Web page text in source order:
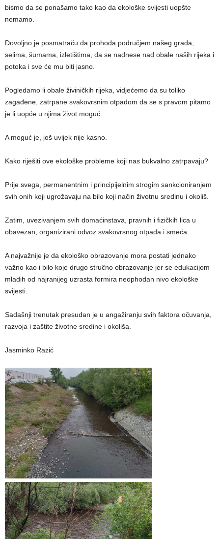
bismo da se ponašamo tako kao da ekološke svijesti uopšte
nemamo.
Dovoljno je posmatraču da prohoda područjem našeg grada,
selima, šumama, izletištima, da se nadnese nad obale naših rijeka i
potoka i sve će mu biti jasno.
Pogledamo li obale živiničkih rijeka, vidjećemo da su toliko
zagađene, zatrpane svakovrsnim otpadom da se s pravom pitamo
je li uopće u njima život moguć.
A moguć je, još uvijek nije kasno.
Kako riješiti ove ekološke probleme koji nas bukvalno zatrpavaju?
Prije svega, permanentnim i principijelnim strogim sankcioniranjem
svih onih koji ugrožavaju na bilo koji način životnu sredinu i okoliš.
Zatim, uvezivanjem svih domaćinstava, pravnih i fizičkih lica u
obavezan, organizirani odvoz svakovrsnog otpada i smeća.
A najvažnije je da ekološko obrazovanje mora postati jednako
važno kao i bilo koje drugo struĉno obrazovanje jer se edukacijom
mladih od najranijeg uzrasta formira neophodan nivo ekološke
svijesti.
Sadašnji trenutak presudan je u angažiranju svih faktora očuvanja,
razvoja i zaštite životne sredine i okoliša.
Jasminko Razić